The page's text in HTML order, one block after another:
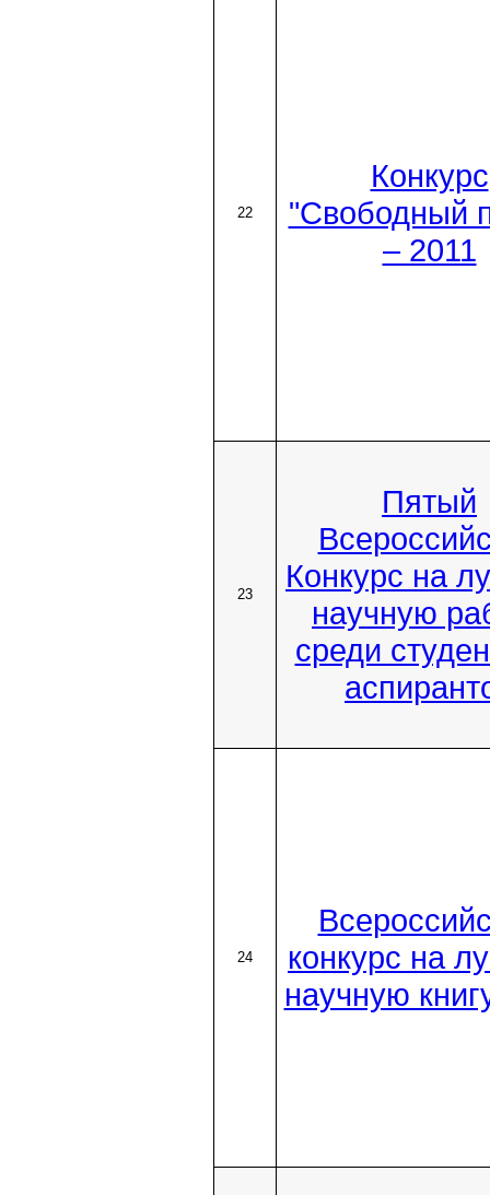
22
Конкурс
"Свободный
– 2011
23
Пятый
Конкурс на
научную
среди
24
конкурс на
научную